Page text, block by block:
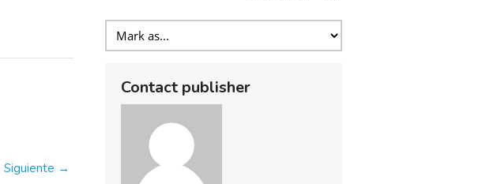
Siguiente →
Contact publisher